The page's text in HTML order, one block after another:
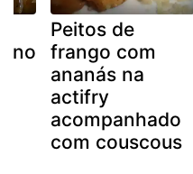
Peitos de
frango com
ananás na
actifry
acompanhado
com couscous